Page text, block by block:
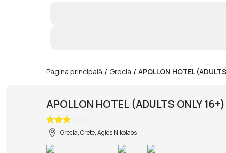
Pagina principală / Grecia / APOLLON HOTEL
APOLLON HOTEL (ADULTS ONLY 16+)
Grecia, Crete, Agios Nikolaos